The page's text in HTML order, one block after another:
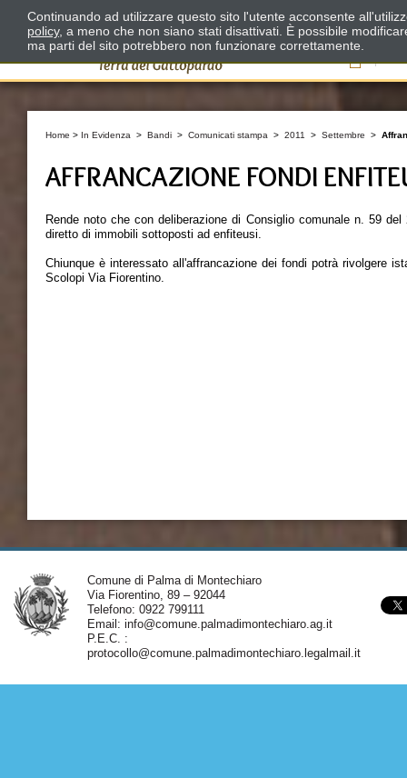
Il
Home > In Evidenza > Bandi > Comunicati stampa > 2011 > Settembre >
AFFRANCAZIONE FONDI
Rende noto che con deliberazione di Consiglio comunale n. 59
diretto di immobili sottoposti ad enfiteusi.
Chiunque è interessato all'affrancazione dei fondi potrà rivolgere
Scolopi Via Fiorentino.
Comune di Palma di Montechiaro
Via Fiorentino, 89 – 92044
Telefono: 0922 799111
Email: info@comune.palmadimontechiaro.ag.it
P.E.C. :
protocollo@comune.palmadimontechiaro.legalmail.it
Continuando ad utilizzare questo sito l'utente acconsente
policy, a meno che non siano stati disattivati. È possibile
ma parti del sito potrebbero non funzionare correttamente.